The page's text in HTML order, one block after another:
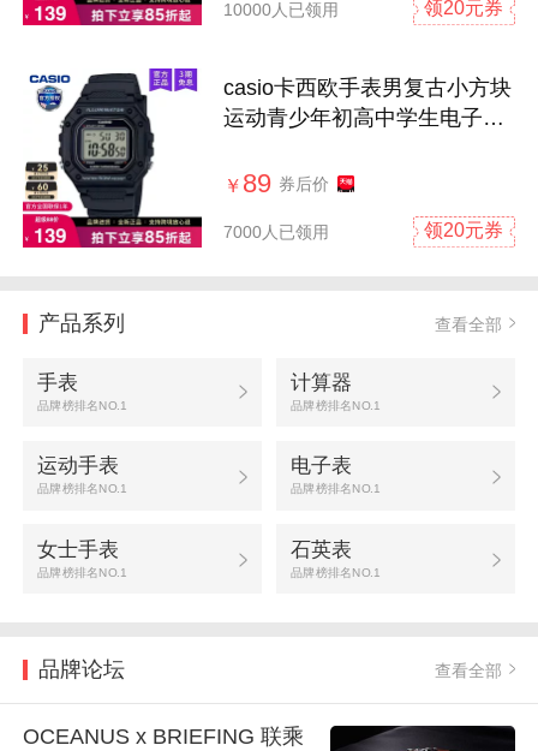
10000人已领用 领20元券
casio卡西欧手表男复古小方块
运动青少年初高中学生电子W-
￥ 89 券后价
7000人已领用 领20元券
产品系列 查看全部
手表
品牌榜排名NO.1
计算器
品牌榜排名NO.1
运动手表
品牌榜排名NO.1
电子表
品牌榜排名NO.1
女士手表
品牌榜排名NO.1
石英表
品牌榜排名NO.1
品牌论坛 查看全部
OCEANUS x BRIEFING 联乘